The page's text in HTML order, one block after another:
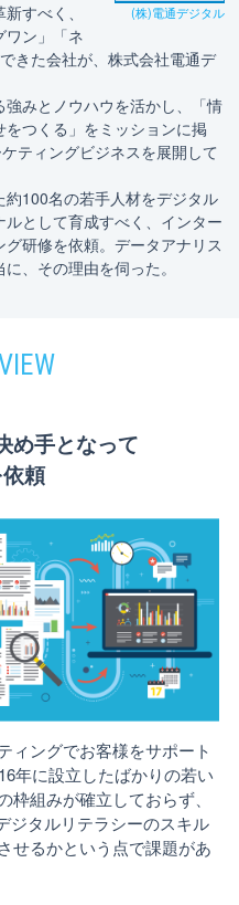
(株)電通デジタル
すべく、
ワン」「ネ
きた会社が、株式会社電通デ
みとノウハウを活かし、「情
つくる」をミッションに掲
ティングビジネスを展開して
100名の若手人材をデジタル
として育成すべく、インター
研修を依頼。データアナリス
、その理由を伺った。
め手となって
頼
ィングでお客様をサポート
年に設立したばかりの若い
組みが確立しておらず、
ジタルリテラシーのスキル
せるかという点で課題があ